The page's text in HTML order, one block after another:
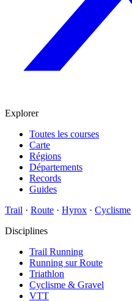
Explorer
Toutes les courses
Carte
Régions
Départements
Records
Guides
Trail · Route · Hyrox · Cyclisme
Disciplines
Trail Running
Running sur Route
Triathlon
Cyclisme & Gravel
VTT